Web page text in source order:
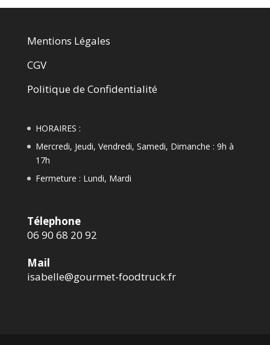
Mentions Légales
CGV
Politique de Confidentialité
HORAIRES :
Mercredi, Jeudi, Vendredi, Samedi, Dimanche : 9h à
17h
Fermeture : Lundi, Mardi
Télephone
06 90 68 20 92
Mail
isabelle@gourmet-foodtruck.fr